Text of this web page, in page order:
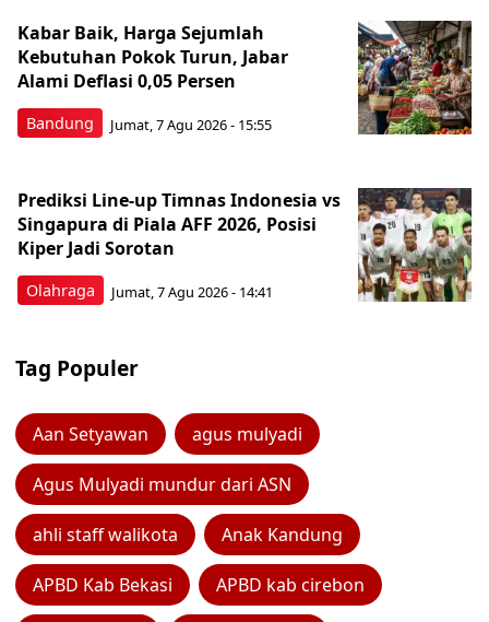
Bandung
Kabar Baik, Harga Sejumlah
Kebutuhan Pokok Turun, Jabar
Alami Deflasi 0,05 Persen
Jumat, 7 Agu 2026 - 15:55
Olahraga
Prediksi Line-up Timnas Indonesia vs
Singapura di Piala AFF 2026, Posisi
Kiper Jadi Sorotan
Jumat, 7 Agu 2026 - 14:41
Tag Populer
Aan Setyawan agus mulyadi
Agus Mulyadi mundur dari ASN
ahli staff walikota Anak Kandung
APBD Kab Bekasi APBD kab cirebon